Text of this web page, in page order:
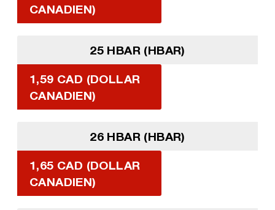
CANADIEN)
25 HBAR (HBAR)
1,59 CAD (DOLLAR
CANADIEN)
26 HBAR (HBAR)
1,65 CAD (DOLLAR
CANADIEN)